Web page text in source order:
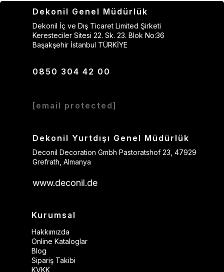
Dekonil Genel Müdürlük
Dekonil İç ve Dış Ticaret Limited Şirketi
Keresteciler Sitesi 22. Sk. 23. Blok No:36
Başakşehir İstanbul TÜRKİYE
0850 304 42 00
[email protected]
Dekonil Yurtdışı Genel Müdürlük
Deconil Decoration Gmbh Pastoratshof 23, 47929
Grefrath, Almanya
www.deconil.de
Kurumsal
Hakkımızda
Online Kataloglar
Blog
Sipariş Takibi
KVKK